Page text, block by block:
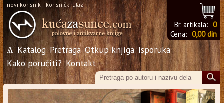
novi korisnik korisnički ulaz
Br. artikala: 0
Cena: 0,00 din
Ѧ Katalog Pretraga Otkup knjiga Isporuka
Kako poručiti? Kontakt